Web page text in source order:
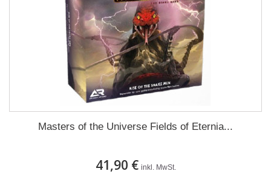
Masters of the Universe Fields of Eternia...
41,90 € inkl. MwSt.